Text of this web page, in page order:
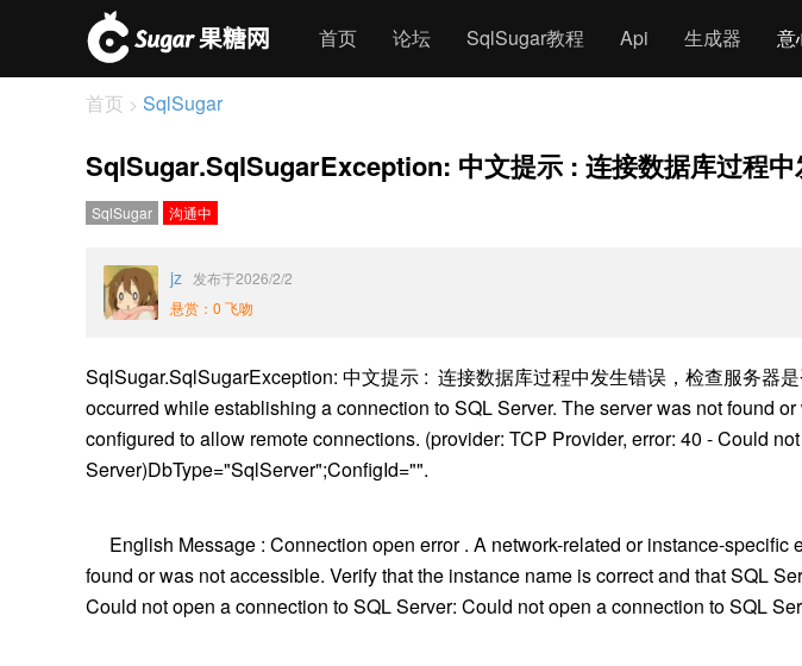
首页 论坛 SqlSugar教程 Api 生成器 意
首页 > SqlSugar
SqlSugar.SqlSugarException: 中文提示 : 连接数据库过程
SqlSugar 沟通中
jz 发布于2026/2/2
悬赏：0 飞吻
SqlSugar.SqlSugarException: 中文提示 : 连接数据库过程中发生错误，检查服务器
occurred while establishing a connection to SQL Server. The server was not found
configured to allow remote connections. (provider: TCP Provider, error: 40 - Could
Server)DbType="SqlServer";ConfigId="".
English Message : Connection open error . A network-related or instance-
found or was not accessible. Verify that the instance name is correct and that SQL
Could not open a connection to SQL Server: Could not open a connection to SQL